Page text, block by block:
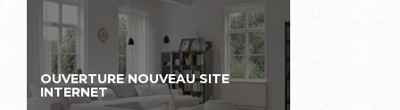
OUVERTURE NOUVEAU SITE
INTERNET